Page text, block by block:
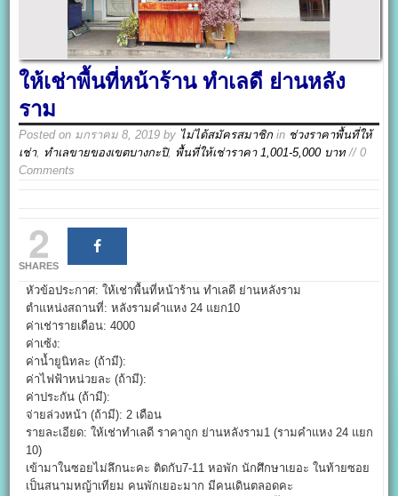
ให้เช่าพื้นที่หน้าร้าน ทำเลดี ย่านหลัง
ราม
Posted on มกราคม 8, 2019 by ไม่ได้สมัครสมาชิก in ช่วงราคาพื้นที่ให้
เช่า, ทำเลขายของเขตบางกะปิ, พื้นที่ให้เช่าราคา 1,001-5,000 บาท// 0
Comments
2
SHARES
หัวข้อประกาศ: ให้เช่าพื้นที่หน้าร้าน ทำเลดี ย่านหลังราม
ตำแหน่งสถานที่: หลังรามคำแหง 24 แยก10
ค่าเช่ารายเดือน: 4000
ค่าเซ้ง:
ค่าน้ำยูนิทละ (ถ้ามี):
ค่าไฟฟ้าหน่วยละ (ถ้ามี):
ค่าประกัน (ถ้ามี):
จ่ายล่วงหน้า (ถ้ามี): 2 เดือน
รายละเอียด: ให้เช่าทำเลดี ราคาถูก ย่านหลังราม1 (รามคำแหง 24 แยก
10)
เข้ามาในซอยไม่ลึกนะคะ ติดกับ7-11 หอพัก นักศึกษาเยอะ ในท้ายซอย
เป็นสนามหญ้าเทียม คนพักเยอะมาก มีคนเดินตลอดคะ